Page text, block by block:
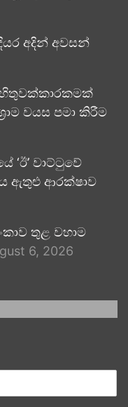
අදින් අවසන්
වයස පමා කිරීම
වාට්ටුවේ
ඇතුළු ආරක්ෂාව
තුළ වහාම
6, 2026